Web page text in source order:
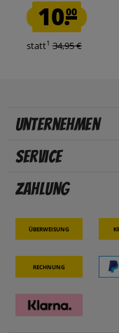
10.00
statt1 34,95 €
Unternehmen
Service
Zahlung
Überweisung
Rechnung